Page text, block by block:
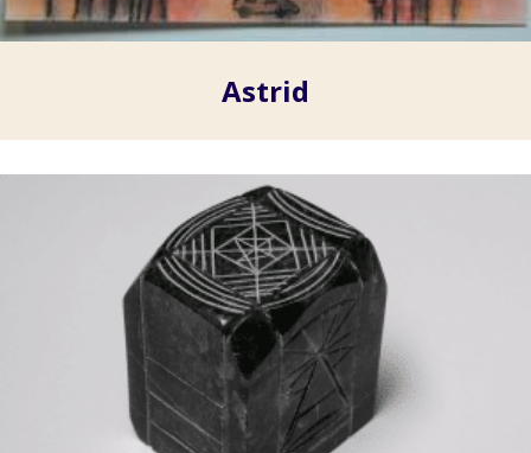
Astrid